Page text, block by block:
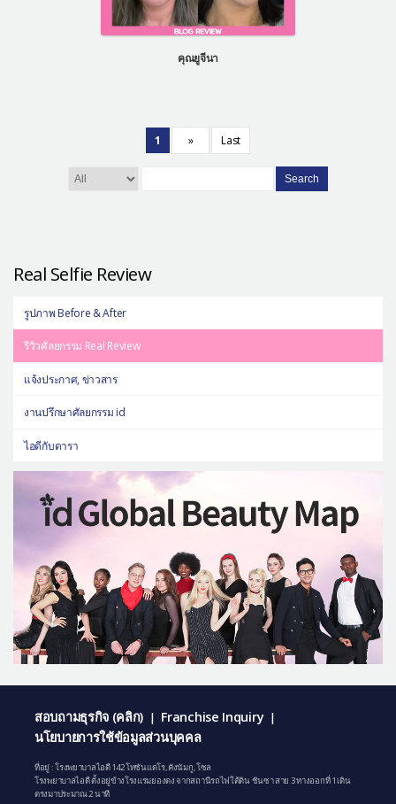
คุณยูจีนา
1 » Last
Search
Real Selfie Review
รูปภาพ Before & After
รีวิวศัลยกรรม Real Review
แจ้งประกาศ, ข่าวสาร
งานปรึกษาศัลยกรรม id
ไอดีกับดารา
สอบถามธุรกิจ (คลิก) | Franchise Inquiry |
นโยบายการใช้ข้อมูลส่วนบุคคล
ที่อยู่ : โรงพยาบาลไอดี 142 โทซันแดโร, คังนัมกู, โซล
โรงพยาบาลไอดี ตั้งอยู่ข้างโรงแรมยองดง จากสถานีรถไฟใต้ดิน ชินซา สาย 3 ทางออกที่ 1 เดิน
ตรงมาประมาณ 2 นาที